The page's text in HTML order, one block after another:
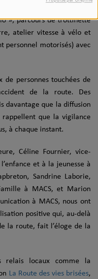
avec l’entreprise Peixoto,
», parcours de trottinette
atelier vitesse à vélo et
personnel motorisés) avec
de personnes touchées de
de la route. Des
davantage que la diffusion
que la vigilance
à chaque instant.
Céline Fournier, vice-
et à la jeunesse à
Sandrine Laborie,
à MACS, et Marion
à MACS, nous ont
positive qui, au-delà
la route, fait l’éloge de la
relais locaux comme la
La Route des vies brisées,